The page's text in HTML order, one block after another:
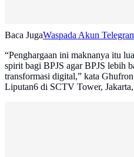
Baca JugaWaspada Akun
“Penghargaan ini maknanya itu
spirit bagi BPJS agar BPJS lebih
transformasi digital,” kata
Liputan6 di SCTV Tower,